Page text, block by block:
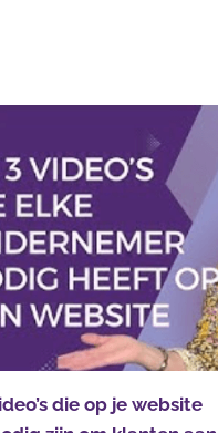
die op je website